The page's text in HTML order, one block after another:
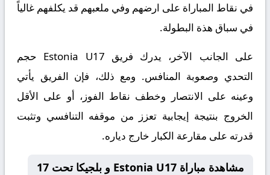
في نقاط المباراة على ارضهم وفي ملعبهم قد يكلفهم غالياً
في سباق هذة البطولة.
على الجانب الآخر، يدرك فريق Estonia U17 حجم
التحدي وصعوبة المنافس. ومع ذلك، فإن الفريق يأتي
وعينه على الانتصار وخطف نقاط الفوز، أو على الأقل
الخروج بنتيجة إيجابية تعزز من موقفه التنافسي وتثبت
قدرته على مقارعة الكبار خارج دياره.
مشاهدة مباراة Estonia U17 و بلجيكا تحت 17